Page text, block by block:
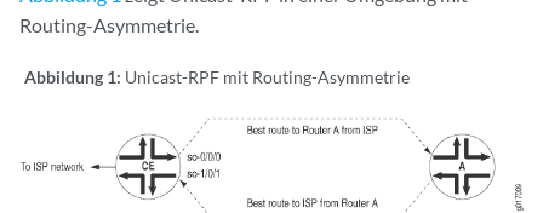
Routing-Asymmetrie.
Abbildung 1: Unicast-RPF mit Routing-Asymmetrie